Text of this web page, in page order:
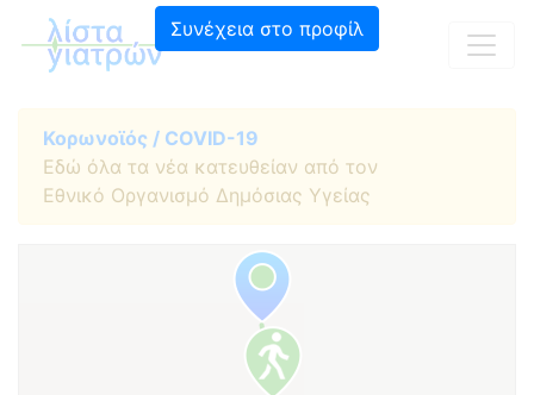
Συνέχεια στο προφίλ
Κορωνοϊός / COVID-19
Εδώ όλα τα νέα κατευθείαν από τον
Εθνικό Οργανισμό Δημόσιας Υγείας